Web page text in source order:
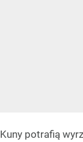
Kuny potrafią